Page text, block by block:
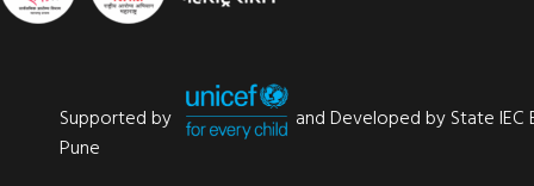
Supported by
and Developed by State IEC
Pune